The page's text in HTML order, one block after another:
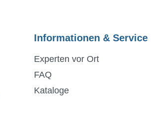
Informationen & Service
Experten vor Ort
FAQ
Kataloge